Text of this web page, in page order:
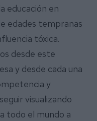
educación en
edades tempranas
tóxica.
desde este
y desde cada una
y
visualizando
todo el mundo a